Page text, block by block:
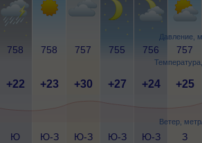
Давление,
Ветер,
758 758 757 755 756 757
+22 +23 +30 +27 +24 +25
Ю
Ю-З
Ю-З
Ю-З
Ю-З
З